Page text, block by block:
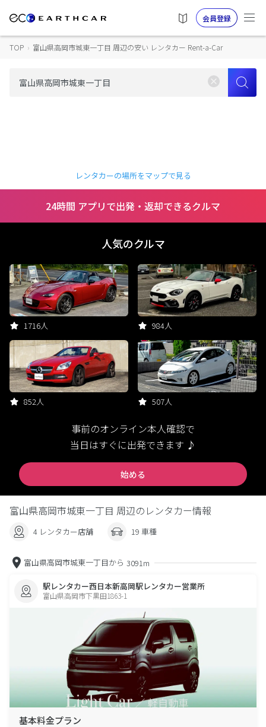
会員登録
TOP › 富山県高岡市城東一丁目 周辺の安い レンタカー Rent-a-Car
レンタカーの場所をマップで見る
24時間 アプリで出発・返却できるクルマ
人気のクルマ
1716人 984人
852人 507人
事前のオンライン本人確認で
当日はすぐに出発できます ♪
始める
富山県高岡市城東一丁目 周辺のレンタカー情報
4 レンタカー店舗 19 車種
富山県高岡市城東一丁目から 3091m
駅レンタカー西日本新高岡駅レンタカー営業所
富山県高岡市下黒田1863-1
基本料金プラン